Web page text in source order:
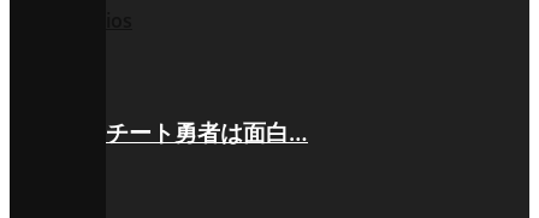
チート勇者は面白…